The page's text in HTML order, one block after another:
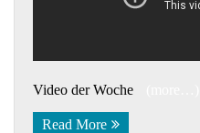
Video der Woche
Read More